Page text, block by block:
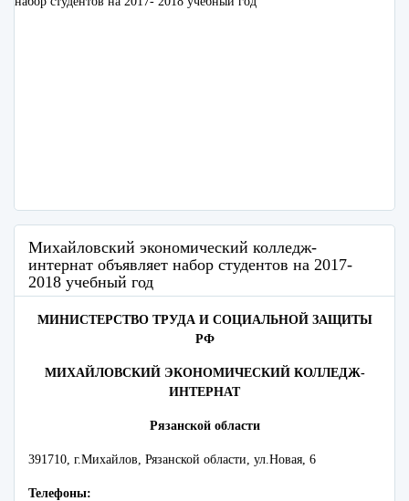
Михайловский экономический колледж-
интернат объявляет набор студентов на 2017-
2018 учебный год
МИНИСТЕРСТВО ТРУДА И СОЦИАЛЬНОЙ ЗАЩИТЫ
РФ
МИХАЙЛОВСКИЙ ЭКОНОМИЧЕСКИЙ КОЛЛЕДЖ-
ИНТЕРНАТ
Рязанской области
391710, г.Михайлов, Рязанской области, ул.Новая, 6
Телефоны: